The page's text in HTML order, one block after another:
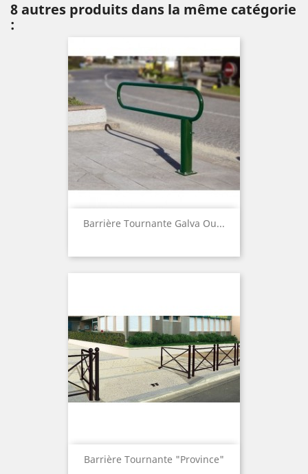
8 autres produits dans la même catégorie
:
Barrière Tournante Galva Ou...
Barrière Tournante "Province"